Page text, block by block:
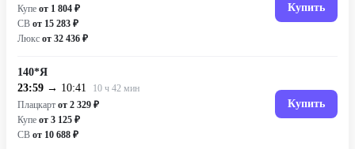
Купе от 1 804 ₽
СВ от 15 283 ₽
Люкс от 32 436 ₽
Купить
140*Я
23:59 → 10:41
10 ч 42 мин
Плацкарт от 2 329 ₽
Купе от 3 125 ₽
СВ от 10 688 ₽
Купить